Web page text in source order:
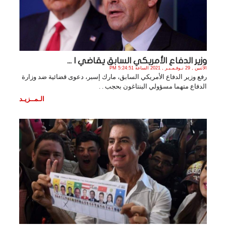
وزير الدفاع الأمريكي السابق يقاضي ا ...
الأثنين , 29 نـوفـمـبـر , 2021 الساعة 5:24:51 PM
رفع وزير الدفاع الأمريكي السابق، مارك إسبر، دعوى قضائية ضد وزارة
الدفاع متهما مسؤولي البنتاغون بحجب . .
الـمــزيـد